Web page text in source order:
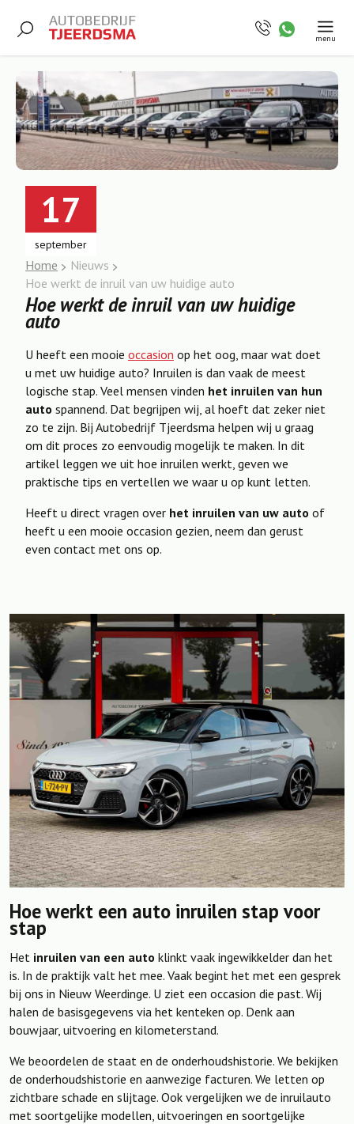
menu
17
september
Home
Nieuws
Hoe werkt de inruil van uw huidige auto
Hoe werkt de inruil van uw huidige
auto
U heeft een mooie occasion op het oog, maar wat doet
u met uw huidige auto? Inruilen is dan vaak de meest
logische stap. Veel mensen vinden het inruilen van hun
auto spannend. Dat begrijpen wij, al hoeft dat zeker niet
zo te zijn. Bij Autobedrijf Tjeerdsma helpen wij u graag
om dit proces zo eenvoudig mogelijk te maken. In dit
artikel leggen we uit hoe inruilen werkt, geven we
praktische tips en vertellen we waar u op kunt letten.
Heeft u direct vragen over het inruilen van uw auto of
heeft u een mooie occasion gezien, neem dan gerust
even contact met ons op.
Hoe werkt een auto inruilen stap voor
stap
Het inruilen van een auto klinkt vaak ingewikkelder dan het
is. In de praktijk valt het mee. Vaak begint het met een gesprek
bij ons in Nieuw Weerdinge. U ziet een occasion die past. Wij
halen de basisgegevens via het kenteken op. Denk aan
bouwjaar, uitvoering en kilometerstand.
We beoordelen de staat en de onderhoudshistorie. We bekijken
de onderhoudshistorie en aanwezige facturen. We letten op
zichtbare schade en slijtage. Ook vergelijken we de inruilauto
met soortgelijke modellen, uitvoeringen en soortgelijke